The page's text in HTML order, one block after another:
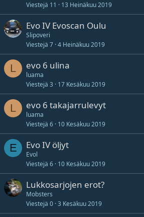
Viestejä 11 13 Heinäkuu 2019
Evo IV Evoscan Oulu
Slipoveri
Viestejä 7 4 Heinäkuu 2019
L evo 6 ulina
luama
Viestejä 3 17 Kesäkuu 2019
L evo 6 takajarrulevyt
luama
Viestejä 6 10 Kesäkuu 2019
E Evo IV öljyt
Evol
Viestejä 6 10 Kesäkuu 2019
Lukkosarjojen erot?
Mobsters
Viestejä 0 3 Kesäkuu 2019